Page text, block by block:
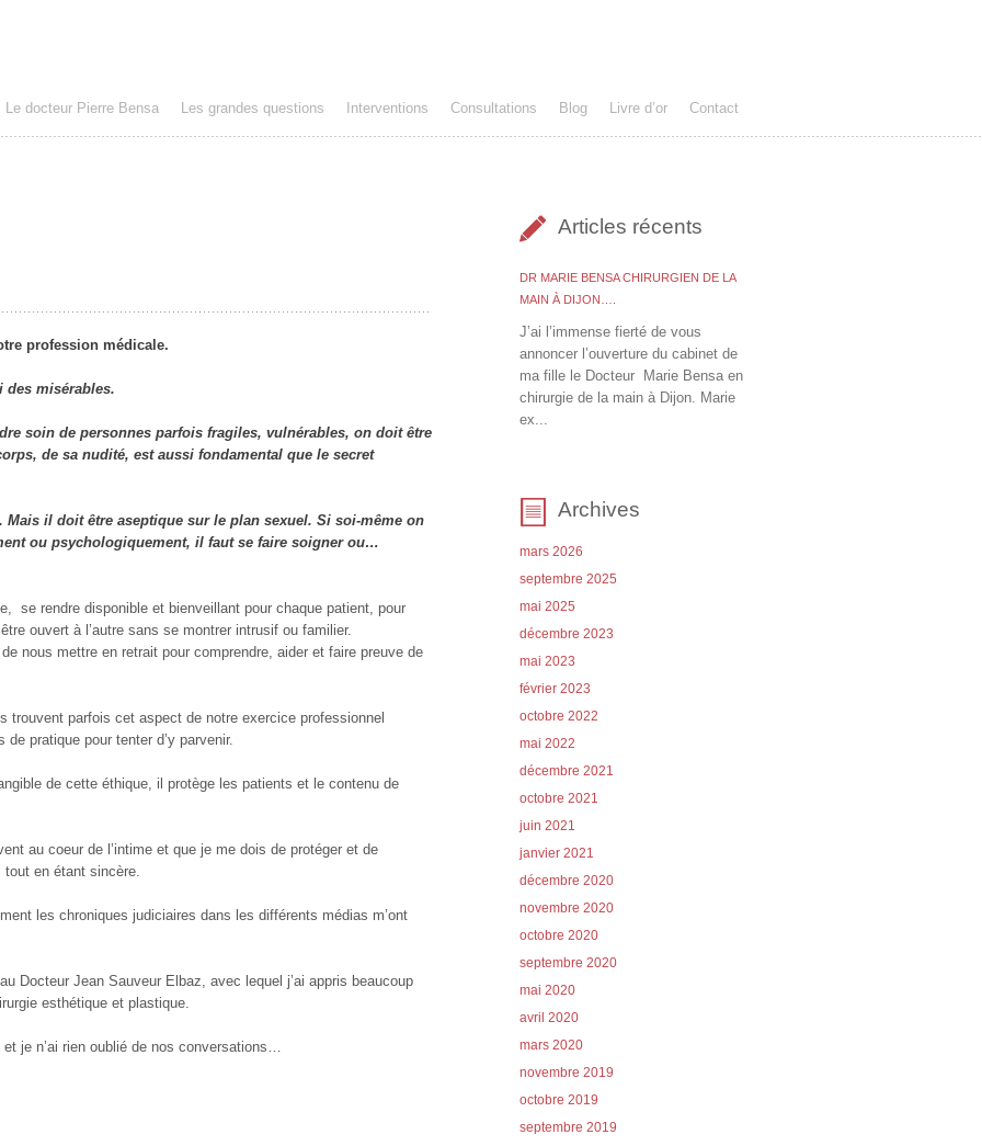
Le docteur Pierre Bensa Les grandes questions Interventions Consultations Blog Livre d’or Contact
profession médicale.
des misérables.
soin de personnes parfois fragiles, vulnérables, on doit être
de sa nudité, est aussi fondamental que le secret
il doit être aseptique sur le plan sexuel. Si soi-même on
ou psychologiquement, il faut se faire soigner ou…
se rendre disponible et bienveillant pour chaque patient, pour
ouvert à l’autre sans se montrer intrusif ou familier.
nous mettre en retrait pour comprendre, aider et faire preuve de
trouvent parfois cet aspect de notre exercice professionnel
pratique pour tenter d’y parvenir.
de cette éthique, il protège les patients et le contenu de
au coeur de l’intime et que je me dois de protéger et de
tout en étant sincère.
les chroniques judiciaires dans les différents médias m’ont
Docteur Jean Sauveur Elbaz, avec lequel j’ai appris beaucoup
esthétique et plastique.
je n’ai rien oublié de nos conversations…
Articles récents
DR MARIE BENSA CHIRURGIEN DE LA
MAIN À DIJON….
J’ai l’immense fierté de vous
annoncer l’ouverture du cabinet de
ma fille le Docteur Marie Bensa en
chirurgie de la main à Dijon. Marie
ex...
Archives
mars 2026
septembre 2025
mai 2025
décembre 2023
mai 2023
février 2023
octobre 2022
mai 2022
décembre 2021
octobre 2021
juin 2021
janvier 2021
décembre 2020
novembre 2020
octobre 2020
septembre 2020
mai 2020
avril 2020
mars 2020
novembre 2019
octobre 2019
septembre 2019